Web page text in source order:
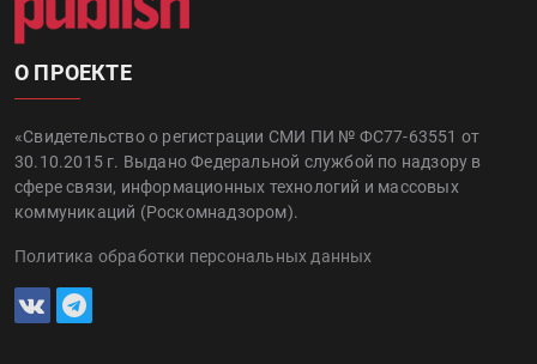
О ПРОЕКТЕ
«Свидетельство о регистрации СМИ ПИ № ФС77-63551 от
30.10.2015 г. Выдано Федеральной службой по надзору в
сфере связи, информационных технологий и массовых
коммуникаций (Роскомнадзором).
Политика обработки персональных данных